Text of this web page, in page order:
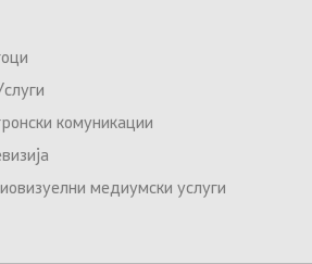
комуникации
медиумски услуги